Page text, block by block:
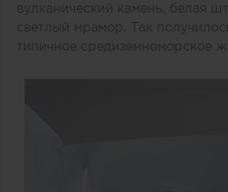
вулканический камень, белая
светлый мрамор. Так
типичное средиземноморское